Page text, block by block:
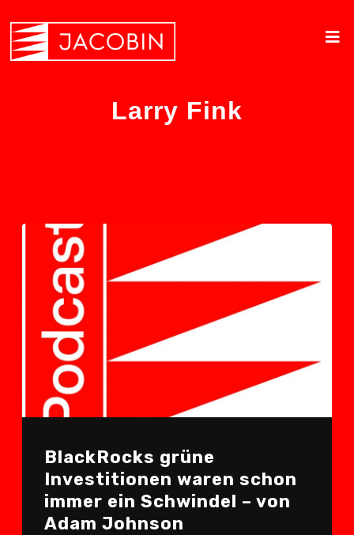
Larry Fink
BlackRocks grüne
Investitionen waren schon
immer ein Schwindel – von
Adam Johnson